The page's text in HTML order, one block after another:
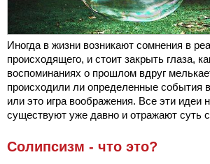
Иногда в жизни возникают сомнения в
происходящего, и стоит закрыть глаза,
воспоминаниях о прошлом вдруг
происходили ли определенные события
или это игра воображения. Все эти идеи
существуют уже давно и отражают суть
Солипсизм - что это?